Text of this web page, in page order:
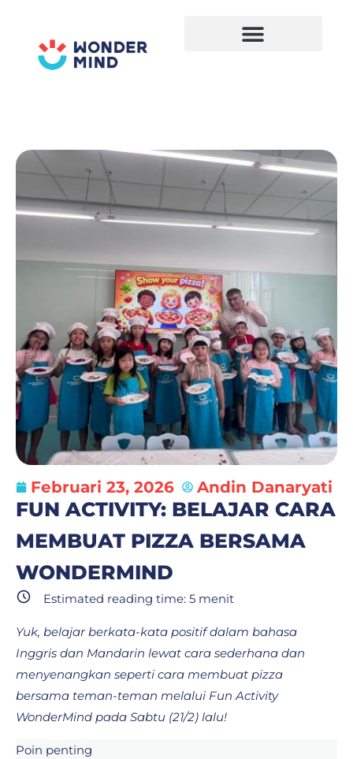
Februari 23, 2026 Andin Danaryati
FUN ACTIVITY: BELAJAR CARA
MEMBUAT PIZZA​ BERSAMA
WONDERMIND
Estimated reading time: 5 menit
Yuk, belajar berkata-kata positif dalam bahasa
Inggris dan Mandarin lewat cara sederhana dan
menyenangkan seperti cara membuat pizza
bersama teman-teman melalui Fun Activity
WonderMind pada Sabtu (21/2) lalu!
Poin penting